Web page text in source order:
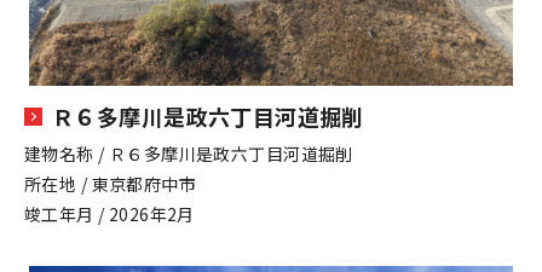
Ｒ６多摩川是政六丁目河道掘削
建物名称 / Ｒ６多摩川是政六丁目河道掘削
所在地 / 東京都府中市
竣工年月 / 2026年2月